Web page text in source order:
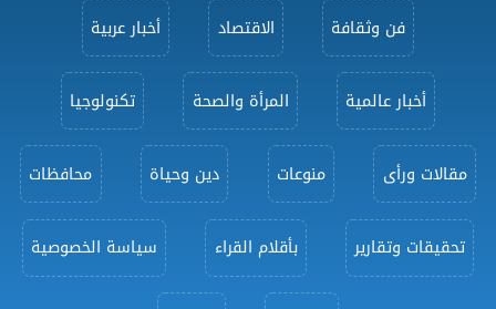
فن وثقافة الاقتصاد أخبار عربية
أخبار عالمية المرأة والصحة تكنولوجيا
مقالات ورأى منوعات دين وحياة محافظات
تحقيقات وتقارير بأقلام القراء سياسة الخصوصية